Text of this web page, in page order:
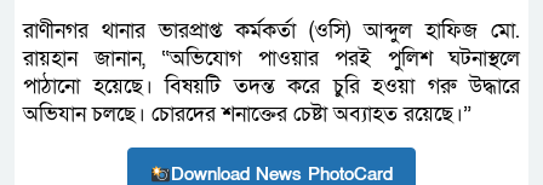
রাণীনগর থানার ভারপ্রাপ্ত কর্মকর্তা (ওসি) আব্দুল হাফিজ মো.
রায়হান জানান, “অভিযোগ পাওয়ার পরই পুলিশ ঘটনাস্থলে
পাঠানো হয়েছে। বিষয়টি তদন্ত করে চুরি হওয়া গরু উদ্ধারে
অভিযান চলছে। চোরদের শনাক্তের চেষ্টা অব্যাহত রয়েছে।”
Download News PhotoCard